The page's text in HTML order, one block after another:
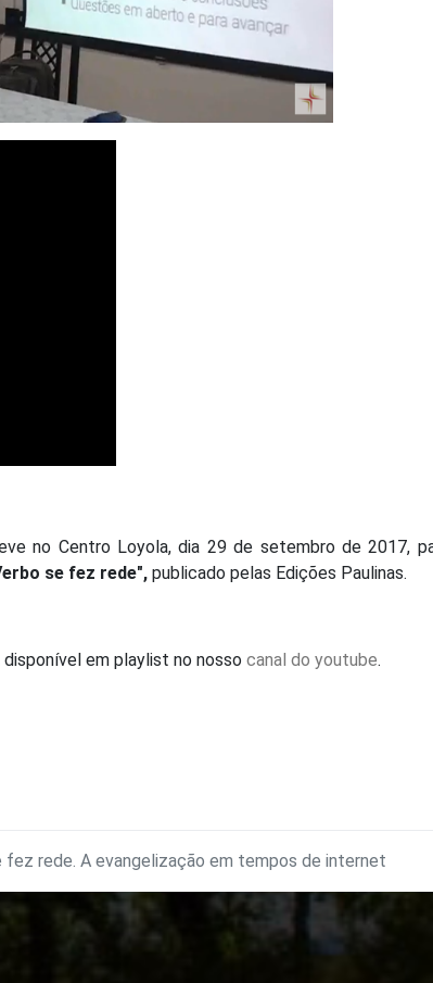
no Centro Loyola, dia 29 de setembro de 2017,
se fez rede", publicado pelas Edições Paulinas.
em playlist no nosso canal do youtube.
fez rede. A evangelização em tempos de internet